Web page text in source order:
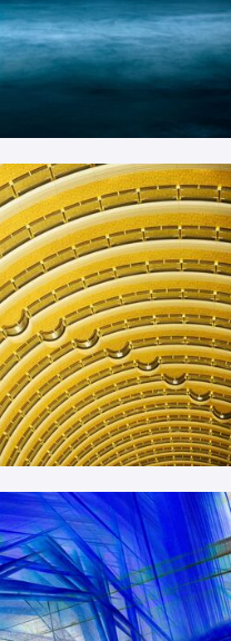
verlanglijst
verlanglijst